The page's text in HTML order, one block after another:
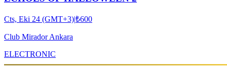
Cts, Eki 24 (GMT+3)|₺600
Club Mirador Ankara
ELECTRONIC